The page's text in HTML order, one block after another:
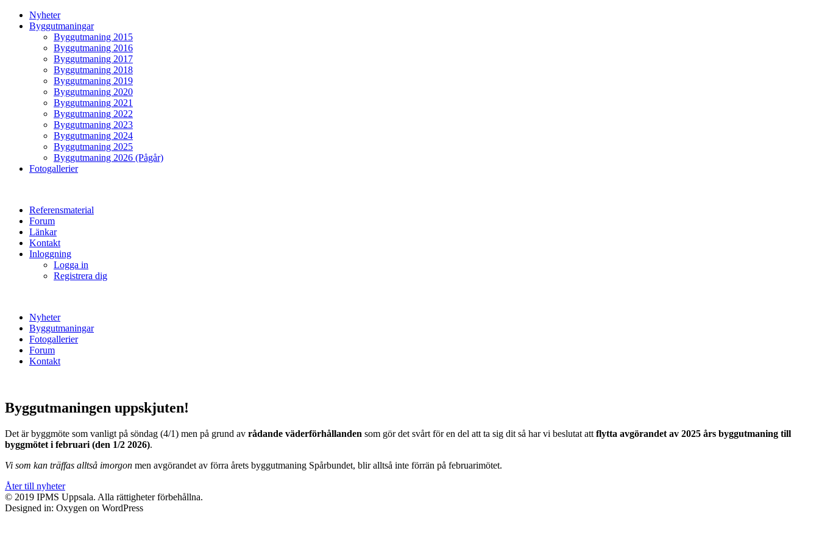
Nyheter
Byggutmaningar
Byggutmaning 2015
Byggutmaning 2016
Byggutmaning 2017
Byggutmaning 2018
Byggutmaning 2019
Byggutmaning 2020
Byggutmaning 2021
Byggutmaning 2022
Byggutmaning 2023
Byggutmaning 2024
Byggutmaning 2025
Byggutmaning 2026 (Pågår)
Fotogallerier
Referensmaterial
Forum
Länkar
Kontakt
Inloggning
Logga in
Registrera dig
Nyheter
Byggutmaningar
Fotogallerier
Forum
Kontakt
Byggutmaningen uppskjuten!
Det är byggmöte som vanligt på söndag (4/1) men på grund av rådande väderförhållanden som gör det svårt för en del att ta sig dit så har vi beslutat att flytta avgörandet av 2025 års byggutmaning till
byggmötet i februari (den 1/2 2026).
Vi som kan träffas alltså imorgon men avgörandet av förra årets byggutmaning Spårbundet, blir alltså inte förrän på februarimötet.
Åter till nyheter
© 2019 IPMS Uppsala. Alla rättigheter förbehållna.
Designed in: Oxygen on WordPress